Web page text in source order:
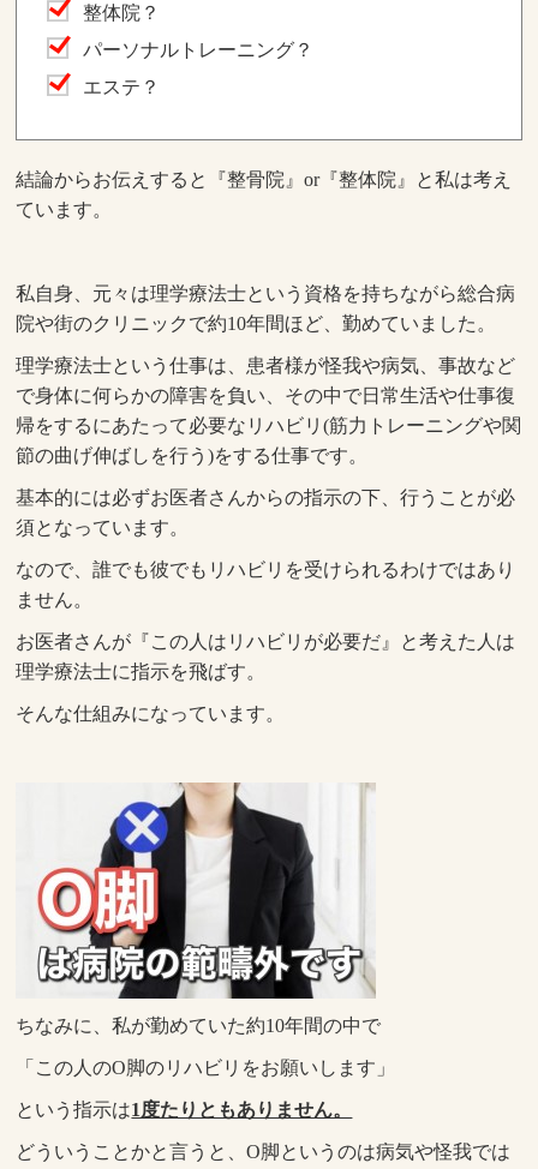
整体院？
パーソナルトレーニング？
エステ？
結論からお伝えすると『整骨院』or『整体院』と私は考え
ています。
私自身、元々は理学療法士という資格を持ちながら総合病
院や街のクリニックで約10年間ほど、勤めていました。
理学療法士という仕事は、患者様が怪我や病気、事故など
で身体に何らかの障害を負い、その中で日常生活や仕事復
帰をするにあたって必要なリハビリ(筋力トレーニングや関
節の曲げ伸ばしを行う)をする仕事です。
基本的には必ずお医者さんからの指示の下、行うことが必
須となっています。
なので、誰でも彼でもリハビリを受けられるわけではあり
ません。
お医者さんが『この人はリハビリが必要だ』と考えた人は
理学療法士に指示を飛ばす。
そんな仕組みになっています。
ちなみに、私が勤めていた約10年間の中で
「この人のO脚のリハビリをお願いします」
という指示は1度たりともありません。
どういうことかと言うと、O脚というのは病気や怪我では